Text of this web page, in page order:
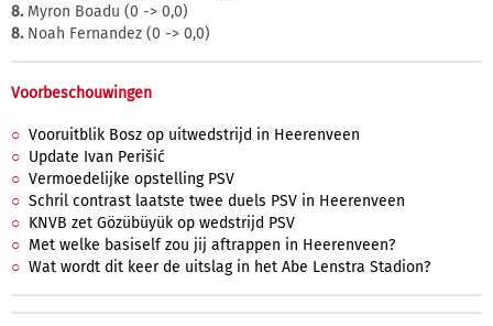
8.Myron Boadu (0 -> 0,0)
8.Noah Fernandez (0 -> 0,0)
Voorbeschouwingen
Vooruitblik Bosz op uitwedstrijd in Heerenveen
Update Ivan Perišić
Vermoedelijke opstelling PSV
Schril contrast laatste twee duels PSV in Heerenveen
KNVB zet Gözübüyük op wedstrijd PSV
Met welke basiself zou jij aftrappen in Heerenveen?
Wat wordt dit keer de uitslag in het Abe Lenstra Stadion?